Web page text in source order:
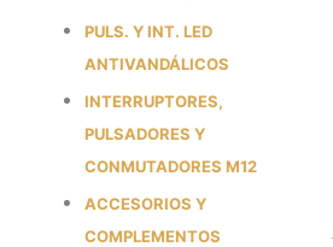
PULS. Y INT. LED
ANTIVANDÁLICOS
INTERRUPTORES,
PULSADORES Y
CONMUTADORES M12
ACCESORIOS Y
COMPLEMENTOS